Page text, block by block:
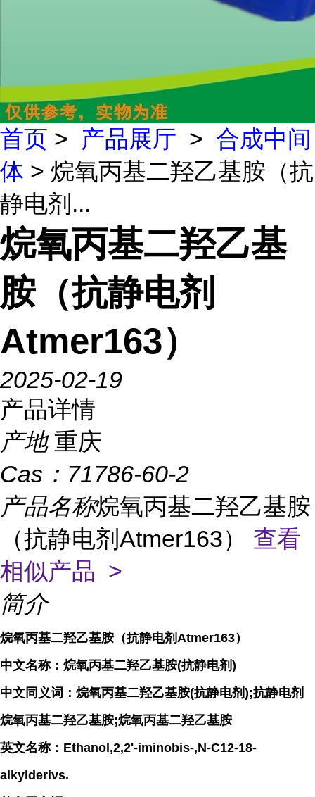
首页 > 产品展厅 > 合成中间
体 > 烷氧丙基二羟乙基胺（抗
静电剂...
烷氧丙基二羟乙基
胺（抗静电剂
Atmer163）
2025-02-19
产品详情
产地 重庆
Cas： 71786-60-2
产品名称烷氧丙基二羟乙基胺
（抗静电剂Atmer163） 查看
相似产品 >
简介
烷氧丙基二羟乙基胺（抗静电剂Atmer163）
中文名称：烷氧丙基二羟乙基胺(抗静电剂)
中文同义词：烷氧丙基二羟乙基胺(抗静电剂);抗静电剂
烷氧丙基二羟乙基胺;烷氧丙基二羟乙基胺
英文名称：Ethanol,2,2'-iminobis-,N-C12-18-
alkylderivs.